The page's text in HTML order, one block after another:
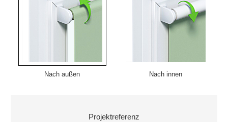
Nach außen Nach innen
Projektreferenz